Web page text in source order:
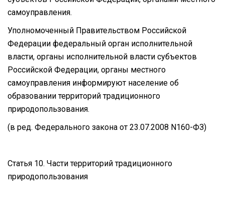
самоуправления.
Уполномоченный Правительством Российской
Федерации федеральный орган исполнительной
власти, органы исполнительной власти субъектов
Российской Федерации, органы местного
самоуправления информируют население об
образовании территорий традиционного
природопользования.
(в ред. Федерального закона от 23.07.2008 N160-ФЗ)
Статья 10. Части территорий традиционного
природопользования